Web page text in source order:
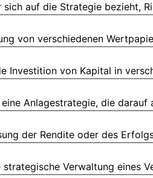
auf die Strategie bezieht,
von verschiedenen
Investition von Kapital in
Anlagestrategie, die darauf
der Rendite oder des
Verwaltung eines